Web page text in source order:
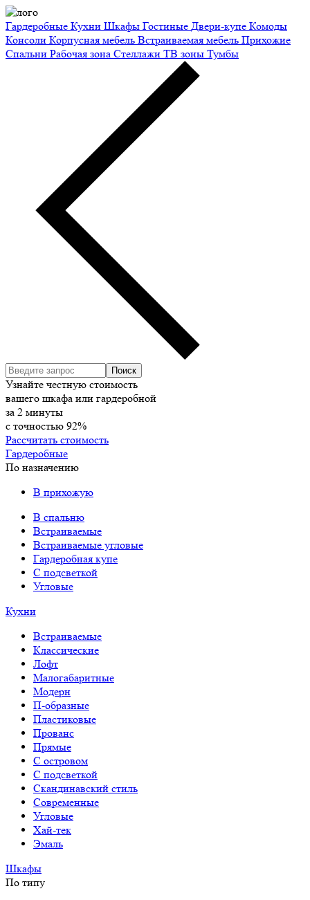
Гардеробные Кухни Шкафы Гостиные Двери-купе Комоды
Консоли Корпусная мебель Встраиваемая мебель Прихожие
Спальни Рабочая зона Стеллажи ТВ зоны Тумбы
Узнайте честную стоимость
вашего шкафа или гардеробной
за 2 минуты
с точностью 92%
Рассчитать стоимость
Гардеробные
По назначению
В прихожую
В спальню
Встраиваемые
Встраиваемые угловые
Гардеробная купе
С подсветкой
Угловые
Кухни
Встраиваемые
Классические
Лофт
Малогабаритные
Модерн
П-образные
Пластиковые
Прованс
Прямые
С островом
С подсветкой
Скандинавский стиль
Современные
Угловые
Хай-тек
Эмаль
Шкафы
По типу